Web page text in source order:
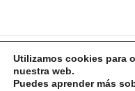
Utilizamos cookies para
nuestra web.
Puedes aprender más